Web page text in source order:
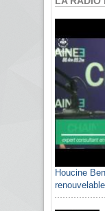
Houcine
renouvelable